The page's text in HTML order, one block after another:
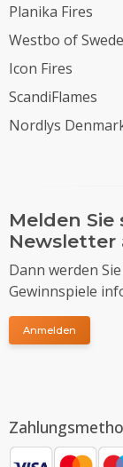
Planika Fires
Westbo of
Icon Fires
ScandiFlames
Nordlys
Melden
Newsletter
Dann werden
Gewinnspiele
Anmelden